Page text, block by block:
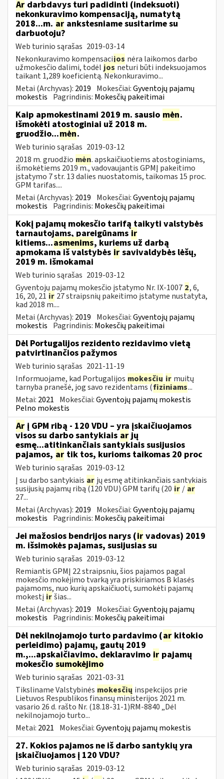
Ar darbdavys turi padidinti (indeksuoti)
nekonkuravimo kompensaciją, numatytą
2018...m. ar ankstesniame susitarime su
darbuotoju?
Web turinio sąrašas 2019-03-14
Nekonkuravimo kompensacijos nėra laikomos darbo
užmokesčio dalimi, todėl josneturi būti indeksuojamos
taikant 1,289 koeficientą. Nekonkuravimo...
Metai (Archyvas): 2019 Mokesčiai:Gyventojų pajamų
mokestis Pagrindinis: Mokesčių pakeitimai
Kaip apmokestinami 2019 m. sausio mėn.
išmokėti atostoginiai už 2018 m.
gruodžio...mėn.
Web turinio sąrašas 2019-03-12
2018 m. gruodžio mėn. apskaičiuotiems atostoginiams,
išmokėtiems 2019 m., vadovaujantis GPMĮ pakeitimo
įstatymo 7 str. 13 dalies nuostatomis, taikomas 15 proc.
GPM tarifas....
Metai (Archyvas): 2019 Mokesčiai:Gyventojų pajamų
mokestis Pagrindinis: Mokesčių pakeitimai
Kokį pajamų mokesčio tarifą taikyti valstybės
tarnautojams, pareigūnams ir
kitiems...asmenims, kuriems už darbą
apmokama iš valstybės ir savivaldybės lėšų,
2019 m. išmokamai
Web turinio sąrašas 2019-03-12
Gyventojų pajamų mokesčio įstatymo Nr. IX-1007 2, 6,
16, 20, 21 ir 27 straipsnių pakeitimo įstatyme nustatyta,
kad 2018 m....
Metai (Archyvas): 2019 Mokesčiai:Gyventojų pajamų
mokestis Pagrindinis: Mokesčių pakeitimai
Dėl Portugalijos rezidento rezidavimo vietą
patvirtinančios pažymos
Web turinio sąrašas 2021-11-19
Informuojame, kad Portugalijos mokesčių ir muitų
tarnyba pranešė, jog savo rezidentams (fiziniams...
Metai: 2021 Mokesčiai:Gyventojų pajamų mokestis
Pelno mokestis
Ar į GPM ribą - 120 VDU – yra įskaičiuojamos
visos su darbo santykiais arjų
esmę...atitinkančiais santykiais susijusios
pajamos, ar tik tos, kurioms taikomas 20 proc
Web turinio sąrašas 2019-03-12
Į su darbo santykiais ar jų esmę atitinkančiais santykiais
susijusių pajamų ribą (120 VDU) GPM tarifų (20 ir / ar
27...
Metai (Archyvas): 2019 Mokesčiai:Gyventojų pajamų
mokestis Pagrindinis: Mokesčių pakeitimai
Jei mažosios bendrijos narys (ir vadovas) 2019
m. išsimokės pajamas, susijusias su
Web turinio sąrašas 2019-03-12
Remiantis GPMĮ 22 straipsniu, šios pajamos pagal
mokesčio mokėjimo tvarką yra priskiriamos B klasės
pajamoms, nuo kurių apskaičiuoti, sumokėti pajamų
mokestį iršias...
Metai (Archyvas): 2019 Mokesčiai:Gyventojų pajamų
mokestis Pagrindinis: Mokesčių pakeitimai
Dėl nekilnojamojo turto pardavimo (ar kitokio
perleidimo) pajamų, gautų 2019
m.,...apskaičiavimo, deklaravimo ir pajamų
mokesčio sumokėjimo
Web turinio sąrašas 2021-03-31
Tiksliname Valstybinės mokesčių inspekcijos prie
Lietuvos Respublikos finansų ministerijos 2021 m.
vasario 26 d. rašto Nr. (18.18-31-1)RM-8840 „Dėl
nekilnojamojo turto...
Metai: 2021 Mokesčiai:Gyventojų pajamų mokestis
27. Kokios pajamos ne iš darbo santykių yra
įskaičiuojamos į 120 VDU?
Web turinio sąrašas 2019-03-12